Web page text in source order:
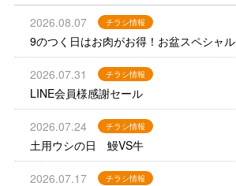
2026.08.07 チラシ情報
9のつく日はお肉がお得！お盆スペシャル
2026.07.31 チラシ情報
LINE会員様感謝セール
2026.07.24 チラシ情報
土用ウシの日 鰻VS牛
2026.07.17 チラシ情報